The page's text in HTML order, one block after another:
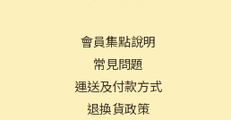
會員集點說明
常見問題
運送及付款方式
退換貨政策